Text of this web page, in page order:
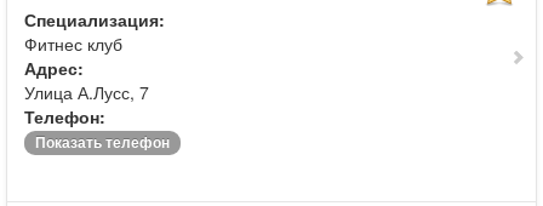
Специализация:
Фитнес клуб
Адрес:
Улица А.Лусс, 7
Телефон:
Показать телефон